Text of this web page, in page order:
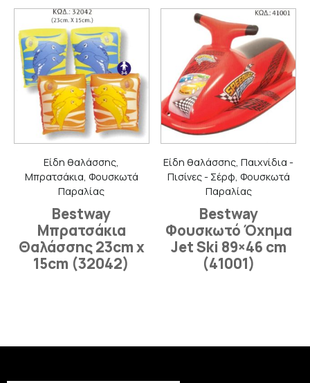
Είδη θαλάσσης,
Μπρατσάκια, Φουσκωτά
Παραλίας
Bestway
Μπρατσάκια
Θαλάσσης 23cm x
15cm (32042)
Είδη θαλάσσης, Παιχνίδια -
Πισίνες - Σέρφ, Φουσκωτά
Παραλίας
Bestway
Φουσκωτό Όχημα
Jet Ski 89×46 cm
(41001)